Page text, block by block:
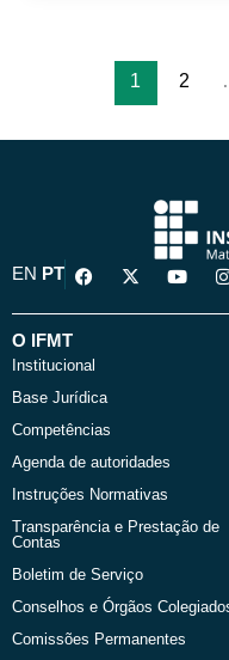
1 2
EN PT
F
a
e
o
k
X
-
w
Y
o
t
I
t
O IFMT
Institucional
Base Jurídica
Competências
Agenda de autoridades
Instruções Normativas
Transparência e Prestação de
Contas
Boletim de Serviço
Conselhos e Órgãos
Comissões Permanentes